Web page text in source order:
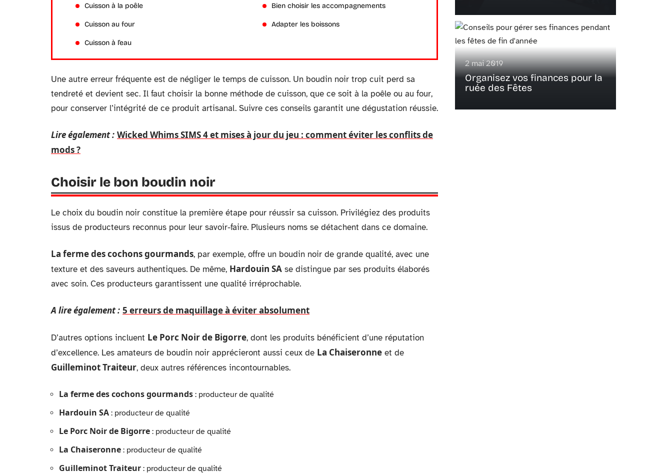
Cuisson à la poêle
Cuisson au four
Cuisson à l’eau
Bien choisir les accompagnements
Adapter les boissons
Une autre erreur fréquente est de négliger le temps de cuisson. Un boudin noir trop cuit perd sa
tendreté et devient sec. Il faut choisir la bonne méthode de cuisson, que ce soit à la poêle ou au four,
pour conserver l’intégrité de ce produit artisanal. Suivre ces conseils garantit une dégustation réussie.
Lire également : Wicked Whims SIMS 4 et mises à jour du jeu : comment éviter les conflits de
mods ?
Choisir le bon boudin noir
Le choix du boudin noir constitue la première étape pour réussir sa cuisson. Privilégiez des produits
issus de producteurs reconnus pour leur savoir-faire. Plusieurs noms se détachent dans ce domaine.
La ferme des cochons gourmands, par exemple, offre un boudin noir de grande qualité, avec une
texture et des saveurs authentiques. De même, Hardouin SA se distingue par ses produits élaborés
avec soin. Ces producteurs garantissent une qualité irréprochable.
A lire également : 5 erreurs de maquillage à éviter absolument
D’autres options incluent Le Porc Noir de Bigorre, dont les produits bénéficient d’une réputation
d’excellence. Les amateurs de boudin noir apprécieront aussi ceux de La Chaiseronne et de
Guilleminot Traiteur, deux autres références incontournables.
La ferme des cochons gourmands : producteur de qualité
Hardouin SA : producteur de qualité
Le Porc Noir de Bigorre : producteur de qualité
La Chaiseronne : producteur de qualité
Guilleminot Traiteur : producteur de qualité
2 mai 2019
Organisez vos finances pour la
ruée des Fêtes